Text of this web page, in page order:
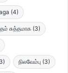
(4)
சுத்தமாக (3)
நிலவேம்பு (3)